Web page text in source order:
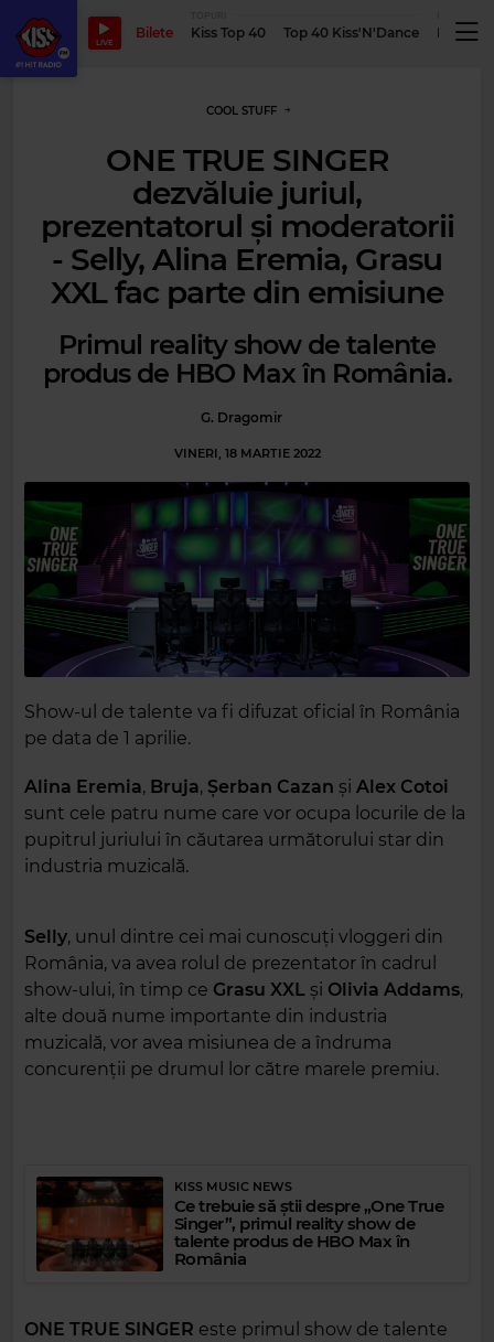
LIVE
Bilete Kiss Top 40 Top 40 Kiss'N'Dance
COOL STUFF
ONE TRUE SINGER
dezvăluie juriul,
prezentatorul și moderatorii
- Selly, Alina Eremia, Grasu
XXL fac parte din emisiune
Primul reality show de talente
produs de HBO Max în România.
G. Dragomir
VINERI, 18 MARTIE 2022
Show-ul de talente va fi difuzat oficial în România
pe data de 1 aprilie.
Alina Eremia, Bruja, Șerban Cazan și Alex Cotoi
sunt cele patru nume care vor ocupa locurile de la
pupitrul juriului în căutarea următorului star din
industria muzicală.
Selly, unul dintre cei mai cunoscuți vloggeri din
România, va avea rolul de prezentator în cadrul
show-ului, în timp ce Grasu XXL și Olivia Addams,
alte două nume importante din industria
muzicală, vor avea misiunea de a îndruma
concurenții pe drumul lor către marele premiu.
KISS MUSIC NEWS
Ce trebuie să știi despre „One True
Singer”, primul reality show de
talente produs de HBO Max în
România
ONE TRUE SINGER este primul show de talente